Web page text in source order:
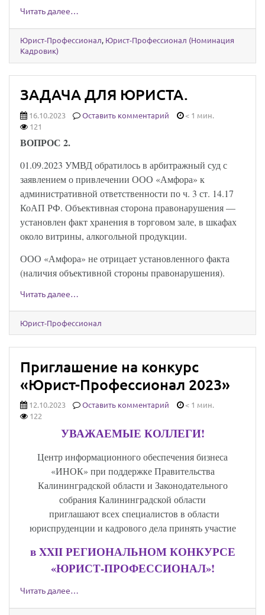
Читать далее…
Юрист-Профессионал, Юрист-Профессионал (Номинация
Кадровик)
ЗАДАЧА ДЛЯ ЮРИСТА.
16.10.2023 Оставить комментарий
< 1 мин.
121
ВОПРОС 2.
01.09.2023 УМВД обратилось в арбитражный суд с
заявлением о привлечении ООО «Амфора» к
административной ответственности по ч. 3 ст. 14.17
КоАП РФ. Объективная сторона правонарушения —
установлен факт хранения в торговом зале, в шкафах
около витрины, алкогольной продукции.
ООО «Амфора» не отрицает установленного факта
(наличия объективной стороны правонарушения).
Читать далее…
Юрист-Профессионал
Приглашение на конкурс
«Юрист-Профессионал 2023»
12.10.2023 Оставить комментарий
< 1 мин.
122
УВАЖАЕМЫЕ КОЛЛЕГИ!
Центр информационного обеспечения бизнеса
«ИНОК» при поддержке Правительства
Калининградской области и Законодательного
собрания Калининградской области
приглашают всех специалистов в области
юриспруденции и кадрового дела принять участие
вXXIIРЕГИОНАЛЬНОМ КОНКУРСЕ
«ЮРИСТ-ПРОФЕССИОНАЛ»!
Читать далее…